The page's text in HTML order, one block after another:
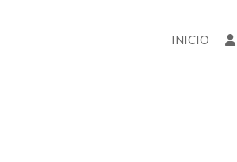
INICIO